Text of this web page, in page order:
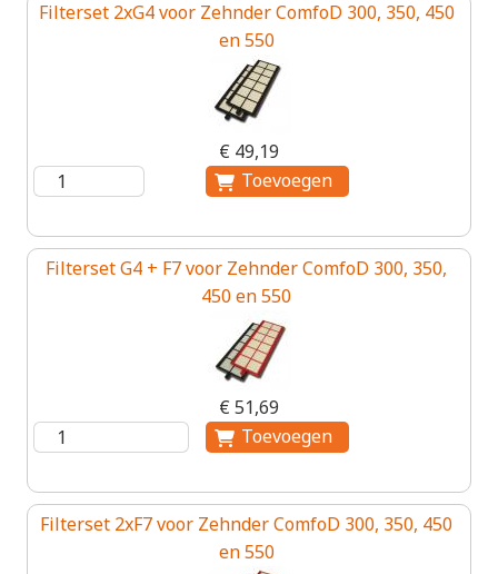
Filterset 2xG4 voor Zehnder ComfoD 300, 350, 450
en 550
€ 49,19
Filterset G4 + F7 voor Zehnder ComfoD 300, 350,
450 en 550
€ 51,69
Filterset 2xF7 voor Zehnder ComfoD 300, 350, 450
en 550